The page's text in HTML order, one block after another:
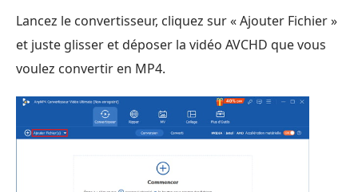
Lancez le convertisseur, cliquez sur « Ajouter Fichier »
et juste glisser et déposer la vidéo AVCHD que vous
voulez convertir en MP4.